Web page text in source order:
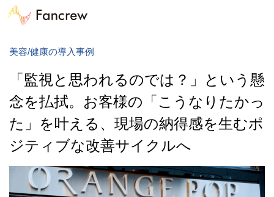
美容/健康の導入事例
「監視と思われるのでは？」という懸
念を払拭。お客様の「こうなりたかっ
た」を叶える、現場の納得感を生むポ
ジティブな改善サイクルへ